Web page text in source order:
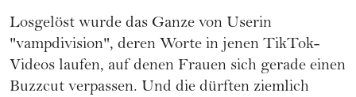
Losgelöst wurde das Ganze von Userin
"vampdivision", deren Worte in jenen TikTok-
Videos laufen, auf denen Frauen sich gerade einen
Buzzcut verpassen. Und die dürften ziemlich